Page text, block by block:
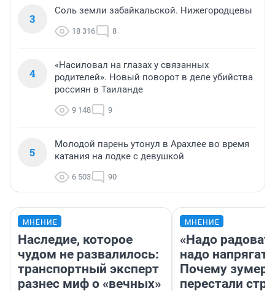
3
Соль земли забайкальской. Нижегородцевы
18 316 8
4
«Насиловал на глазах у связанных
родителей». Новый поворот в деле убийства
россиян в Таиланде
9 148 9
5
Молодой парень утонул в Арахлее во время
катания на лодке с девушкой
6 503 90
МНЕНИЕ
Наследие, которое
чудом не развалилось:
транспортный эксперт
разнес миф о «вечных»
МНЕНИЕ
«Надо
надо
Почему
перестали